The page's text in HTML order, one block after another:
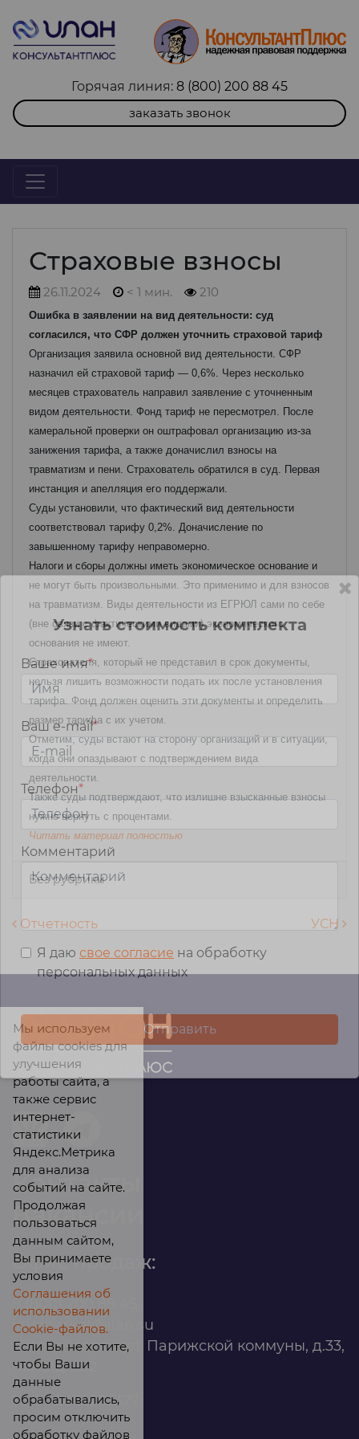
Горячая линия: 8 (800) 200 88 45
заказать звонок
Страховые взносы
26.11.2024 < 1 мин. 210
Ошибка в заявлении на вид деятельности: суд
согласился, что СФР должен уточнить страховой тариф
Организация заявила основной вид деятельности. СФР
назначил ей страховой тариф — 0,6%. Через несколько
месяцев страхователь направил заявление с уточненным
видом деятельности. Фонд тариф не пересмотрел. После
камеральной проверки он оштрафовал организацию из-за
занижения тарифа, а также доначислил взносы на
травматизм и пени. Страхователь обратился в суд. Первая
инстанция и апелляция его поддержали.
Суды установили, что фактический вид деятельности
соответствовал тарифу 0,2%. Доначисление по
завышенному тарифу неправомерно.
Налоги и сборы должны иметь экономическое основание и
не могут быть произвольными. Это применимо и для взносов
на травматизм. Виды деятельности из ЕГРЮЛ сами по себе
(вне связи с фактическими видами) экономического
основания не имеют.
Страхователя, который не представил в срок документы,
нельзя лишить возможности подать их после установления
тарифа. Фонд должен оценить эти документы и определить
размер тарифа с их учетом.
Отметим, суды встают на сторону организаций и в ситуации,
когда они опаздывают с подтверждением вида
деятельности.
Также суды подтверждают, что излишне взысканные взносы
нужно вернуть с процентами.
Читать материал полностью
Без рубрики
Навигация по записям
Отчетность УСН
Контакты
Вакансии
Офис продаж:
infomarket@ilan.su
г. Красноярск, ул. Парижской коммуны, д.33,
помещ. 302
ИНН: 2465263327
Узнать стоимость комплекта
Ваше имя*
Ваш e-mail*
Телефон*
Комментарий
Я даю свое согласие на обработку
персональных данных
Мы используем
файлы cookies для
улучшения
работы сайта, а
также сервис
интернет-
статистики
Яндекс.Метрика
для анализа
событий на сайте.
Продолжая
пользоваться
данным сайтом,
Вы принимаете
условия
Соглашения об
использовании
Cookie-файлов.
Если Вы не хотите,
чтобы Ваши
данные
обрабатывались,
просим отключить
обработку файлов